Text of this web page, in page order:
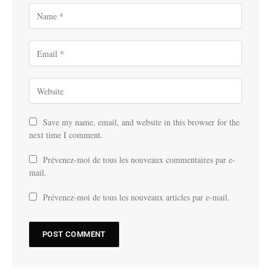
Save my name, email, and website in this browser for the
next time I comment.
Prévenez-moi de tous les nouveaux commentaires par e-
mail.
Prévenez-moi de tous les nouveaux articles par e-mail.